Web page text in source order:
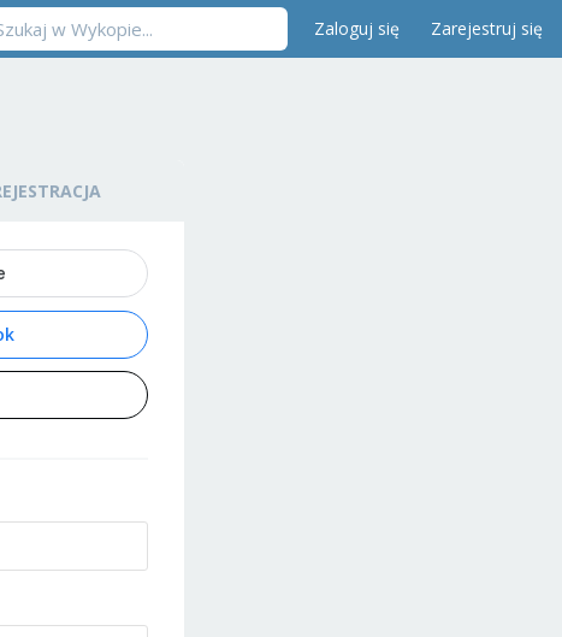
Zaloguj się Zarejestruj się